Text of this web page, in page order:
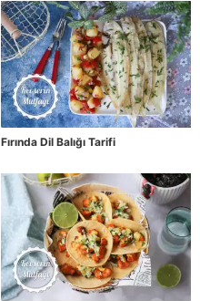
Fırında Dil Balığı Tarifi